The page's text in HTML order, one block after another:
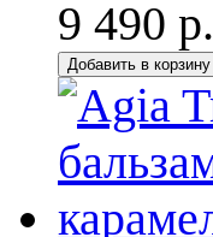
9 490 р.
Добавить в корзину